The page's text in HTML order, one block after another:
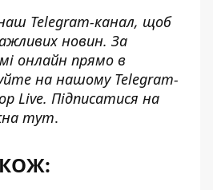
Telegram-канал, щоб
новин. За
онлайн прямо в
на нашому Telegram-
Live. Підписатися на
тут.